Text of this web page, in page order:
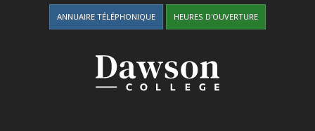
ANNUAIRE TÉLÉPHONIQUE HEURES D'OUVERTURE